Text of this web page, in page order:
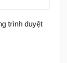
trình duyệt